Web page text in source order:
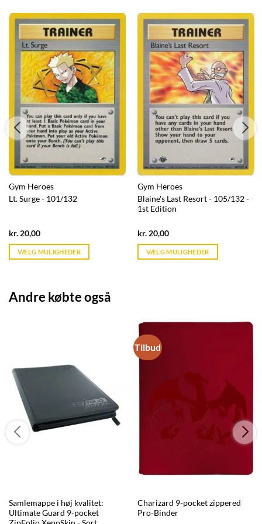
Gym Heroes
Lt. Surge - 101/132
kr.20,00Current
is:
kr. 39,95.
VÆLG MULIGHEDER
Gym Heroes
Blaine's Last Resort - 105/132 -
1st Edition
kr.20,00Current
is:
kr. 39,95.
VÆLG MULIGHEDER
Andre købte også
Samlemappe i høj kvalitet:
Ultimate Guard 9-pocket
Tilbud
Charizard 9-pocket zippered
Pro-Binder